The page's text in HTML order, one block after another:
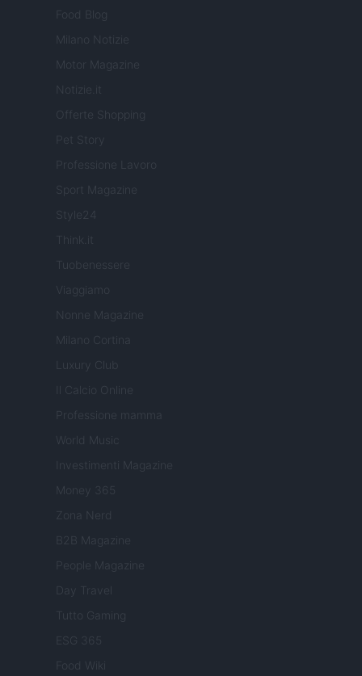
Food Blog
Milano Notizie
Motor Magazine
Notizie.it
Offerte Shopping
Professione Lavoro
Sport Magazine
Style24
Think.it
Tuobenessere
Viaggiamo
Nonne Magazine
Milano Cortina
Luxury Club
Il Calcio Online
Professione mamma
World Music
Investimenti Magazine
Money 365
Zona Nerd
B2B Magazine
People Magazine
Day Travel
Tutto Gaming
ESG 365
Food Wiki